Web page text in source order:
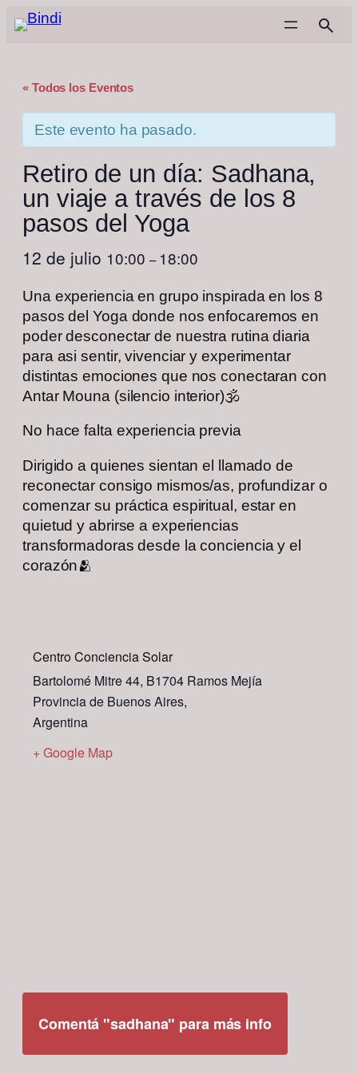
« Todos los Eventos
Este evento ha pasado.
Retiro de un día: Sadhana,
un viaje a través de los 8
pasos del Yoga
12 de julio 10:00 – 18:00
Una experiencia en grupo inspirada en los 8
pasos del Yoga donde nos enfocaremos en
poder desconectar de nuestra rutina diaria
para asi sentir, vivenciar y experimentar
distintas emociones que nos conectaran con
Antar Mouna (silencio interior)🕉️
No hace falta experiencia previa
Dirigido a quienes sientan el llamado de
reconectar consigo mismos/as, profundizar o
comenzar su práctica espiritual, estar en
quietud y abrirse a experiencias
transformadoras desde la conciencia y el
corazón🫂
Centro Conciencia Solar
Bartolomé Mitre 44, B1704 Ramos Mejía
Provincia de Buenos Aires,
Argentina
+ Google Map
Comentá "sadhana" para más info